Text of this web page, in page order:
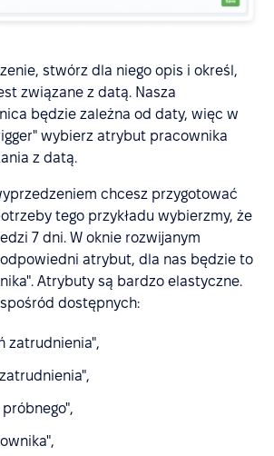
stwórz dla niego opis i określ,
związane z datą. Nasza
będzie zależna od daty, więc w
wybierz atrybut pracownika
z datą.
chcesz przygotować
tego przykładu wybierzmy, że
7 dni. W oknie rozwijanym
atrybut, dla nas będzie to
Atrybuty są bardzo elastyczne.
dostępnych:
zatrudnienia",